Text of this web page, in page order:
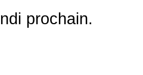
prochain.